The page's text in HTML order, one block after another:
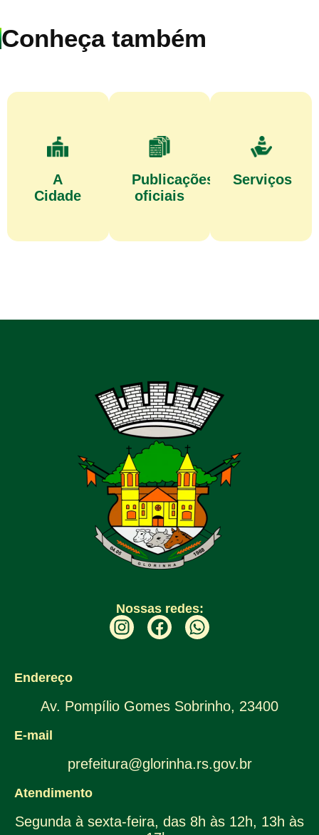
Conheça também
A
Cidade
Publicações
oficiais
Serviços
Nossas redes:
Endereço
Av. Pompílio Gomes Sobrinho, 23400
E-mail
prefeitura@glorinha.rs.gov.br
Atendimento
Segunda à sexta-feira, das 8h às 12h, 13h às